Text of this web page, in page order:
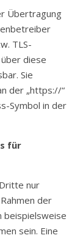
Übertragung
TLS-
diese
Sie
der „https://“
Symbol in der
für
nur
der
beispielsweise
sein. Eine